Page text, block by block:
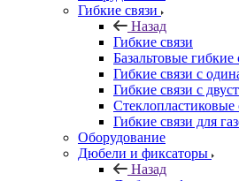
Гибкие связи
Назад
Гибкие связи
Базальтовые гибкие
Гибкие связи с
Гибкие связи с
Стеклопластиковые
Гибкие связи для
Оборудование
Дюбели и фиксаторы
Назад